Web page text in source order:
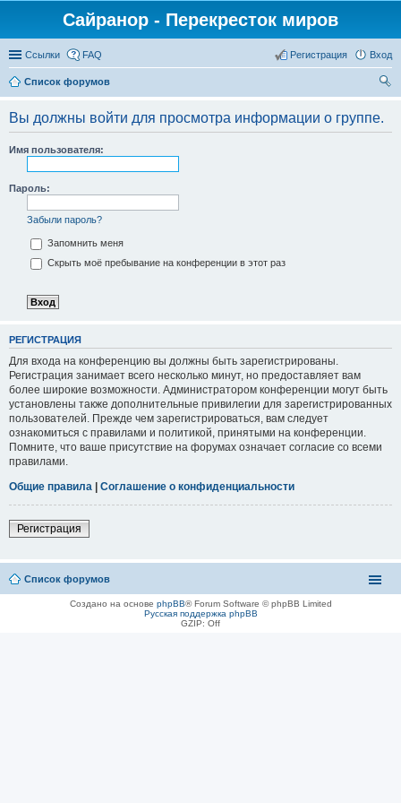
Сайранор - Перекресток миров
Ссылки FAQ Вход
Регистрация
Список форумов
ск
Вы должны войти для просмотра информации о группе.
Имя пользователя:
Пароль:
Забыли пароль?
Запомнить меня
Скрыть моё пребывание на конференции в этот раз
РЕГИСТРАЦИЯ
Для входа на конференцию вы должны быть зарегистрированы.
Регистрация занимает всего несколько минут, но предоставляет вам
более широкие возможности. Администратором конференции могут быть
установлены также дополнительные привилегии для зарегистрированных
пользователей. Прежде чем зарегистрироваться, вам следует
ознакомиться с правилами и политикой, принятыми на конференции.
Помните, что ваше присутствие на форумах означает согласие со всеми
правилами.
Общие правила | Соглашение о конфиденциальности
Регистрация
Список форумов
Создано на основе phpBB® Forum Software © phpBB Limited
Русская поддержка phpBB
GZIP: Off